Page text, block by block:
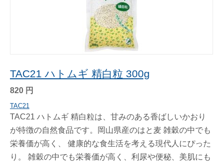
TAC21 ハトムギ 精白粒 300g
820 円
TAC21
TAC21 ハトムギ 精白粒は、甘みのある香ばしいかおり
が特徴の自然食品です。岡山県産のはと麦 雑穀の中でも
栄養価が高く、 健康的な食生活を考える現代人にぴった
り。 雑穀の中でも栄養価が高く、利尿や便秘、美肌にも